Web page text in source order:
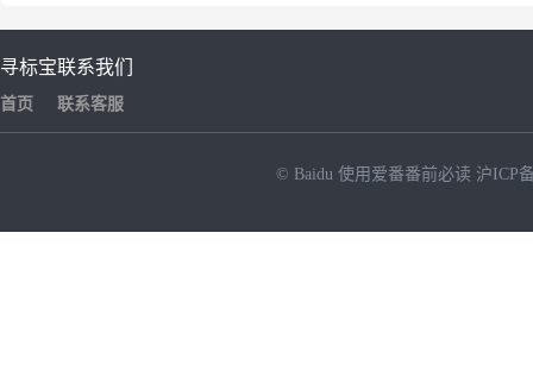
寻标宝
首页
联系我们
联系客服
© Baidu 使用爱番番前必读 沪ICP